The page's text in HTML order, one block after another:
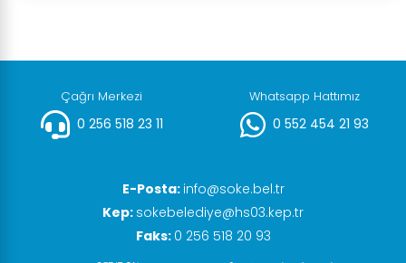
Çağrı Merkezi
0 256 518 23 11
Whatsapp Hattımız
0 552 454 21 93
E-Posta: info@soke.bel.tr
Kep: sokebelediye@hs03.kep.tr
Faks: 0 256 518 20 93